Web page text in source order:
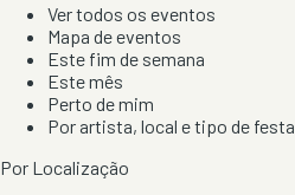
Ver todos os eventos
Mapa de eventos
Este fim de semana
Este mês
Perto de mim
Por artista, local e tipo de festa
Por Localização